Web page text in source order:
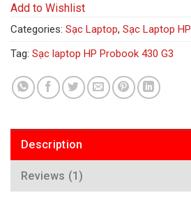
Add to Wishlist
Categories: Sạc Laptop, Sạc Laptop HP
Tag: Sạc laptop HP Probook 430 G3
Description
Reviews (1)